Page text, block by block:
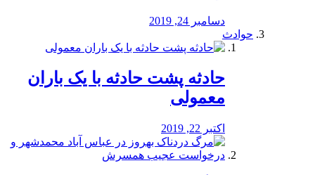
دسامبر 24, 2019
حوادث
️حادثه پشت حادثه با یک باران
معمولی
اکتبر 22, 2019